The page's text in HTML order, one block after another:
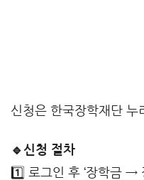
신청은 한국장학재단 누
🔹신청 절차
1️⃣ 로그인 후 ‘장학금 →